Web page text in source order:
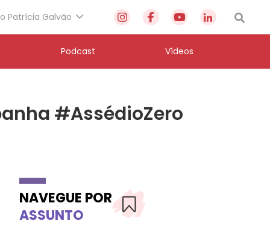
Patrícia Galvão
Podcast Vídeos
#AssédioZero
NAVEGUE POR
ASSUNTO